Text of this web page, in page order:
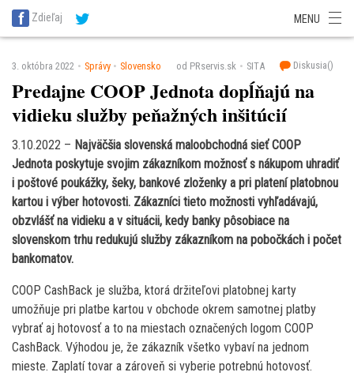
SITA Energetika
SITA Potravinárstvo
Zdieľaj MENU
3. októbra 2022 Správy Slovensko od PRservis.sk SITA Diskusia()
Predajne COOP Jednota dopĺňajú na
vidieku služby peňažných inšitúcií
3.10.2022 – Najväčšia slovenská maloobchodná sieť COOP
Jednota poskytuje svojim zákazníkom možnosť s nákupom uhradiť
i poštové poukážky, šeky, bankové zloženky a pri platení platobnou
kartou i výber hotovosti. Zákazníci tieto možnosti vyhľadávajú,
obzvlášť na vidieku a v situácii, kedy banky pôsobiace na
slovenskom trhu redukujú služby zákazníkom na pobočkách i počet
bankomatov.
COOP CashBack je služba, ktorá držiteľovi platobnej karty
umožňuje pri platbe kartou v obchode okrem samotnej platby
vybrať aj hotovosť a to na miestach označených logom COOP
CashBack. Výhodou je, že zákazník všetko vybaví na jednom
mieste. Zaplatí tovar a zároveň si vyberie potrebnú hotovosť.